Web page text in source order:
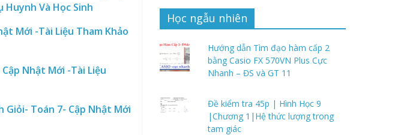
Huynh Và Học Sinh
Mới -Tài Liệu Tham Khảo
Nhật Mới -Tài Liệu
Giỏi- Toán 7- Cập Nhật Mới
Học ngẫu nhiên
Hướng dẫn Tìm đạo hàm cấp 2
bằng Casio FX 570VN Plus Cực
Nhanh – ĐS và GT 11
Đề kiểm tra 45p | Hình Học 9
|Chương 1|Hệ thức lượng trong
tam giác